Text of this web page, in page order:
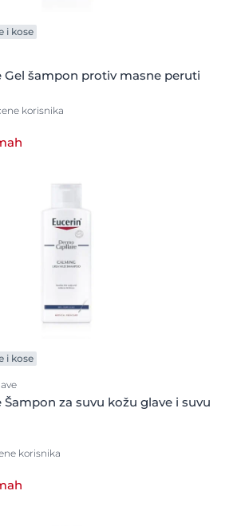
i kose
Gel šampon protiv masne peruti
korisnika
i kose
za suvu kožu glave i suvu
korisnika